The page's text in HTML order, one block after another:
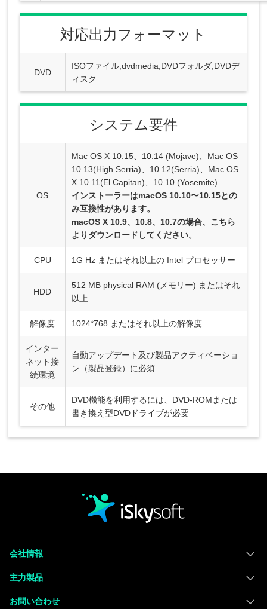
対応出力フォーマット
DVD
ISOファイル,dvdmedia,DVDフォルダ,DVDデ
ィスク
システム要件
OS
Mac OS X 10.15、10.14 (Mojave)、Mac OS
10.13(High Serria)、10.12(Serria)、Mac OS
X 10.11(El Capitan)、10.10 (Yosemite)
インストーラーはmacOS 10.10〜10.15との
み互換性があります。
macOS X 10.9、10.8、10.7の場合、 こちら
よりダウンロードしてください。
CPU 1G Hz またはそれ以上の Intel プロセッサー
HDD
512 MB physical RAM (メモリー) またはそれ
以上
解像度 1024*768 またはそれ以上の解像度
インター
ネット接
続環境
自動アップデート及び製品アクティベーショ
ン（製品登録）に必須
その他
DVD機能を利用するには、DVD-ROMまたは
書き換え型DVDドライブが必要
会社情報
主力製品
お問い合わせ